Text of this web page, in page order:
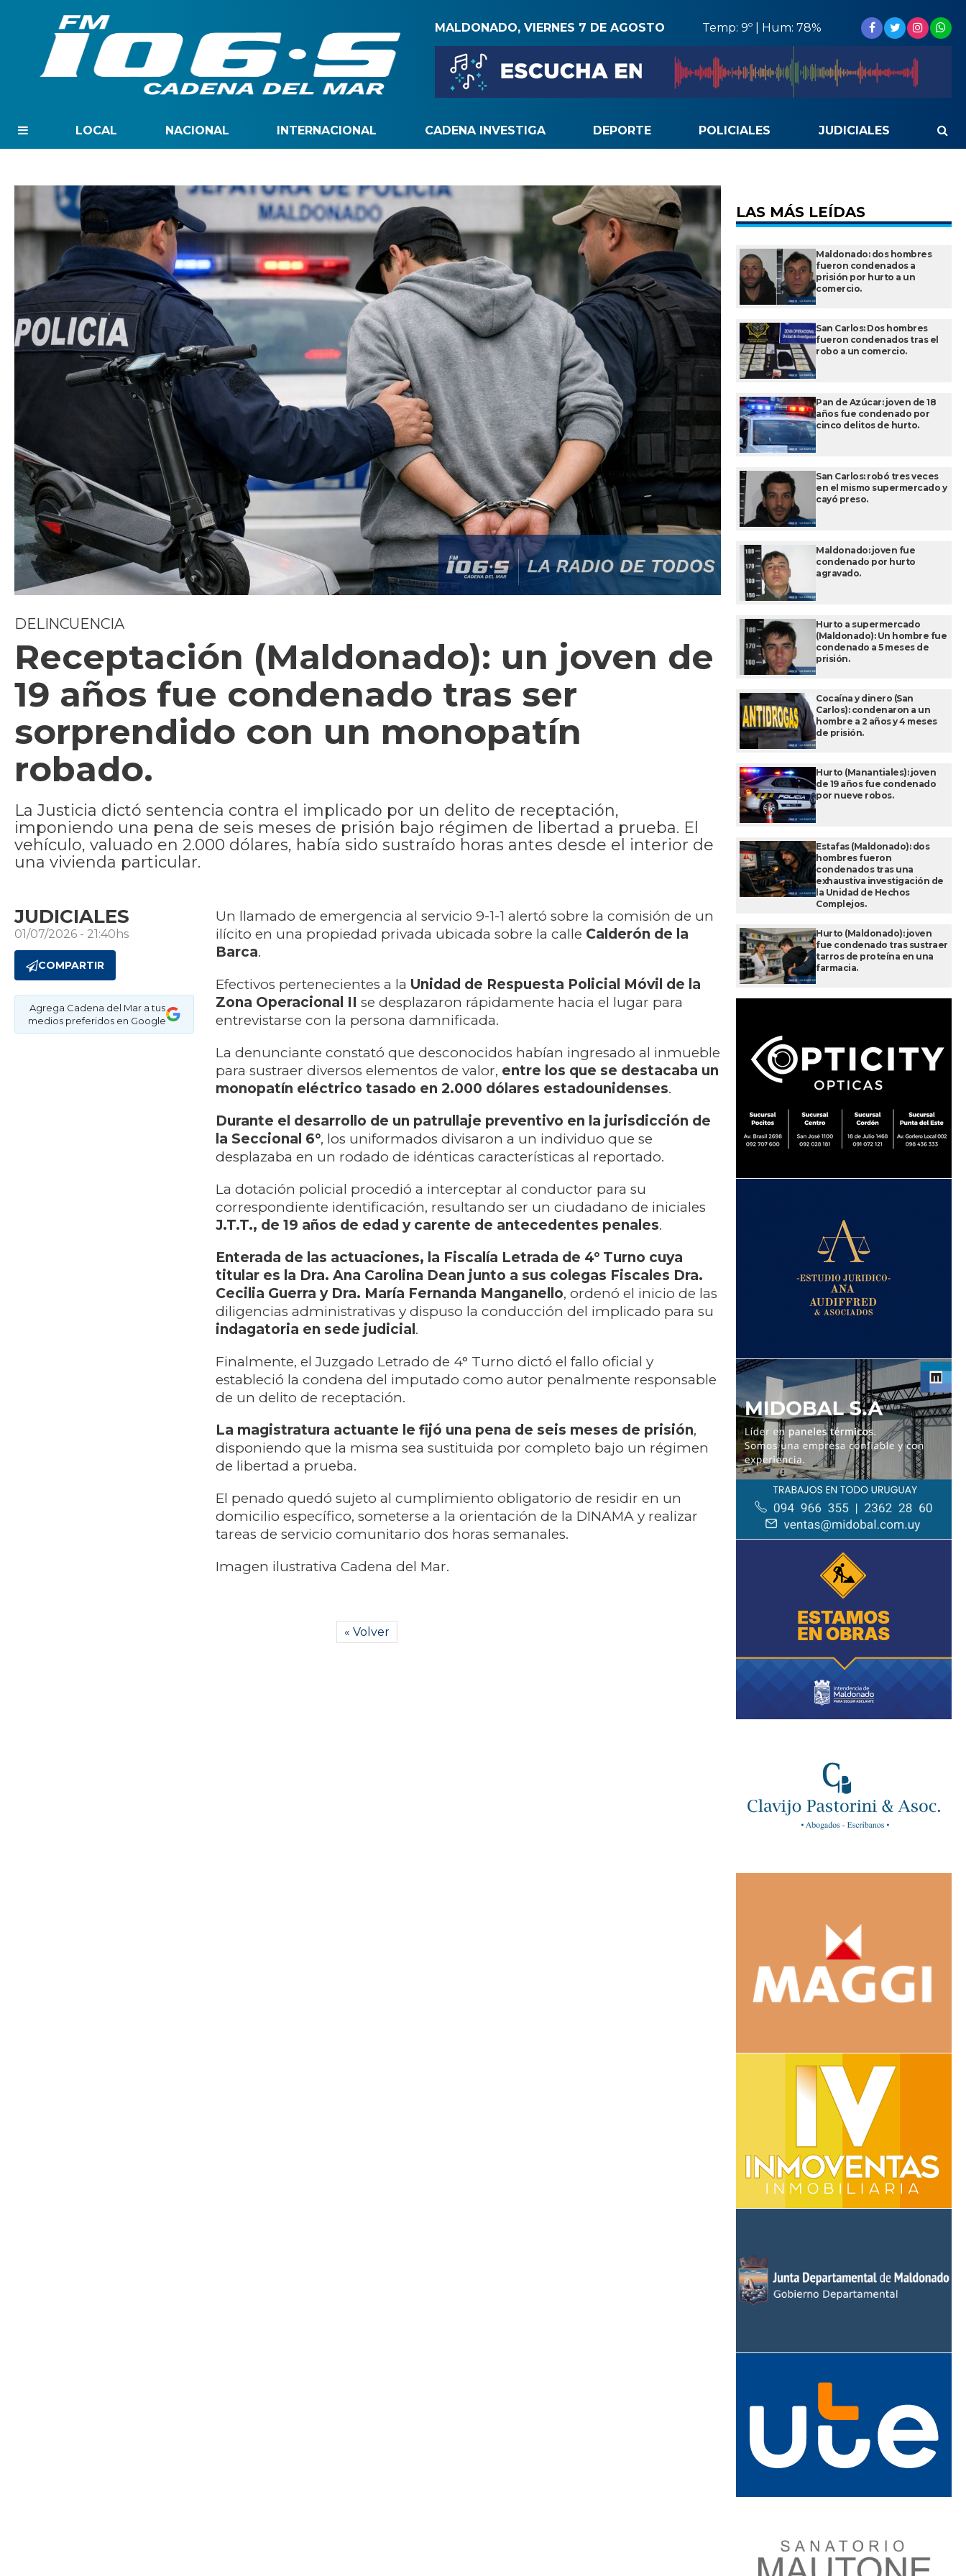
MALDONADO, VIERNES 7 DE AGOSTO Temp: 9º | Hum: 78%
LOCAL NACIONAL INTERNACIONAL CADENA INVESTIGA DEPORTE POLICIALES JUDICIALES
DELINCUENCIA
Receptación (Maldonado): un joven de
19 años fue condenado tras ser
sorprendido con un monopatín
robado.
La Justicia dictó sentencia contra el implicado por un delito de receptación,
imponiendo una pena de seis meses de prisión bajo régimen de libertad a prueba. El
vehículo, valuado en 2.000 dólares, había sido sustraído horas antes desde el interior de
una vivienda particular.
JUDICIALES
01/07/2026 - 21:40hs
COMPARTIR
Agrega Cadena del Mar a tus
medios preferidos en Google
Un llamado de emergencia al servicio 9-1-1 alertó sobre la comisión de un
ilícito en una propiedad privada ubicada sobre la calle Calderón de la
Barca.
Efectivos pertenecientes a la Unidad de Respuesta Policial Móvil de la
Zona Operacional II se desplazaron rápidamente hacia el lugar para
entrevistarse con la persona damnificada.
La denunciante constató que desconocidos habían ingresado al inmueble
para sustraer diversos elementos de valor, entre los que se destacaba un
monopatín eléctrico tasado en 2.000 dólares estadounidenses.
Durante el desarrollo de un patrullaje preventivo en la jurisdicción de
la Seccional 6°, los uniformados divisaron a un individuo que se
desplazaba en un rodado de idénticas características al reportado.
La dotación policial procedió a interceptar al conductor para su
correspondiente identificación, resultando ser un ciudadano de iniciales
J.T.T., de 19 años de edad y carente de antecedentes penales.
Enterada de las actuaciones, la Fiscalía Letrada de 4° Turno cuya
titular es la Dra. Ana Carolina Dean junto a sus colegas Fiscales Dra.
Cecilia Guerra y Dra. María Fernanda Manganello, ordenó el inicio de las
diligencias administrativas y dispuso la conducción del implicado para su
indagatoria en sede judicial .
Finalmente, el Juzgado Letrado de 4° Turno dictó el fallo oficial y
estableció la condena del imputado como autor penalmente responsable
de un delito de receptación.
La magistratura actuante le fijó una pena de seis meses de prisión,
disponiendo que la misma sea sustituida por completo bajo un régimen
de libertad a prueba.
El penado quedó sujeto al cumplimiento obligatorio de residir en un
domicilio específico, someterse a la orientación de la DINAMA y realizar
tareas de servicio comunitario dos horas semanales.
Imagen ilustrativa Cadena del Mar.
« Volver
LAS MÁS LEÍDAS
Maldonado: dos hombres
fueron condenados a
prisión por hurto a un
comercio.
San Carlos: Dos hombres
fueron condenados tras el
robo a un comercio.
Pan de Azúcar: joven de 18
años fue condenado por
cinco delitos de hurto.
San Carlos: robó tres veces
en el mismo supermercado y
cayó preso.
Maldonado: joven fue
condenado por hurto
agravado.
Hurto a supermercado
(Maldonado): Un hombre fue
condenado a 5 meses de
prisión.
Cocaína y dinero (San
Carlos): condenaron a un
hombre a 2 años y 4 meses
de prisión.
Hurto (Manantiales): joven
de 19 años fue condenado
por nueve robos.
Estafas (Maldonado): dos
hombres fueron
condenados tras una
exhaustiva investigación de
la Unidad de Hechos
Complejos.
Hurto (Maldonado): joven
fue condenado tras sustraer
tarros de proteína en una
farmacia.